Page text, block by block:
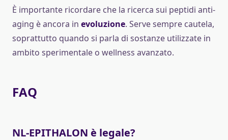
È importante ricordare che la ricerca sui peptidi anti-
aging è ancora in evoluzione. Serve sempre cautela,
soprattutto quando si parla di sostanze utilizzate in
ambito sperimentale o wellness avanzato.
FAQ
NL-EPITHALON è legale?